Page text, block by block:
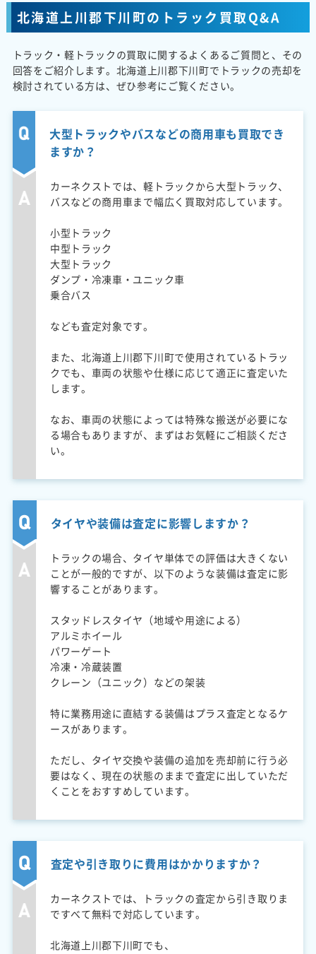
北海道上川郡下川町のトラック買取Q&A
トラック・軽トラックの買取に関するよくあるご質問と、その
回答をご紹介します。北海道上川郡下川町でトラックの売却を
検討されている方は、ぜひ参考にご覧ください。
大型トラックやバスなどの商用車も買取でき
ますか？
カーネクストでは、軽トラックから大型トラック、
バスなどの商用車まで幅広く買取対応しています。
小型トラック
中型トラック
大型トラック
ダンプ・冷凍車・ユニック車
乗合バス
なども査定対象です。
また、北海道上川郡下川町で使用されているトラッ
クでも、車両の状態や仕様に応じて適正に査定いた
します。
なお、車両の状態によっては特殊な搬送が必要にな
る場合もありますが、まずはお気軽にご相談くださ
い。
タイヤや装備は査定に影響しますか？
トラックの場合、タイヤ単体での評価は大きくない
ことが一般的ですが、以下のような装備は査定に影
響することがあります。
スタッドレスタイヤ（地域や用途による）
アルミホイール
パワーゲート
冷凍・冷蔵装置
クレーン（ユニック）などの架装
特に業務用途に直結する装備はプラス査定となるケ
ースがあります。
ただし、タイヤ交換や装備の追加を売却前に行う必
要はなく、現在の状態のままで査定に出していただ
くことをおすすめしています。
査定や引き取りに費用はかかりますか？
カーネクストでは、トラックの査定から引き取りま
ですべて無料で対応しています。
北海道上川郡下川町でも、